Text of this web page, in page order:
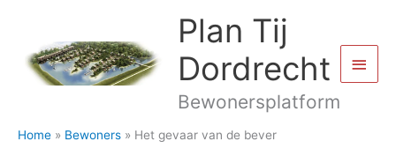
inhoud
Plan Tij
Dordrecht
Bewonersplatform
Home Bewoners Het gevaar van de bever